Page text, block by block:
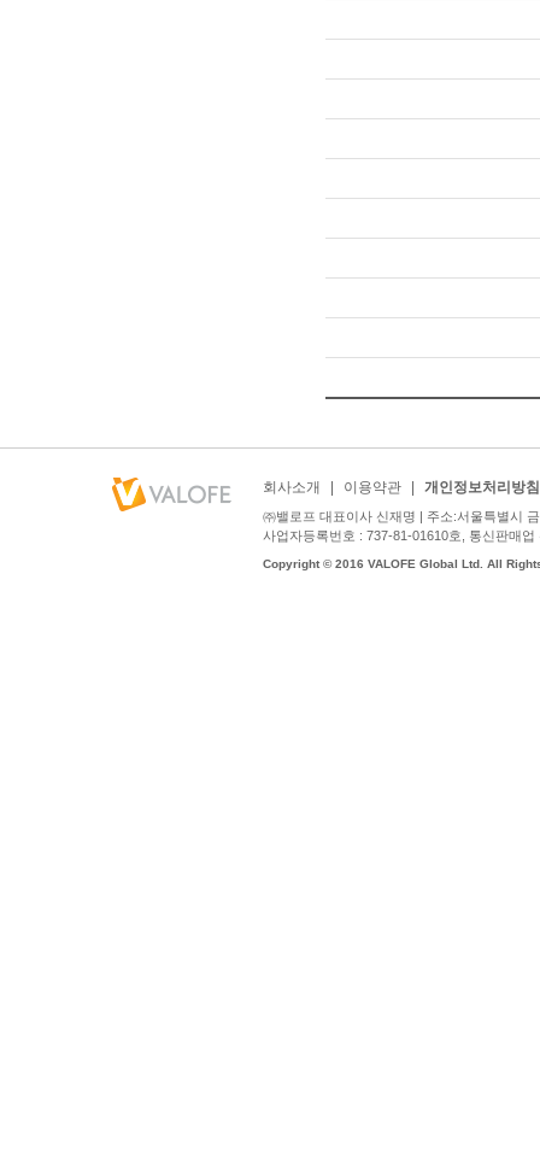
회사소개 이용약관 개인정보처리방침
㈜밸로프 대표이사 신재명 | 주소:서울특별시
사업자등록번호 : 737-81-01610호, 통신판매
Copyright © 2016 VALOFE Global Ltd. All